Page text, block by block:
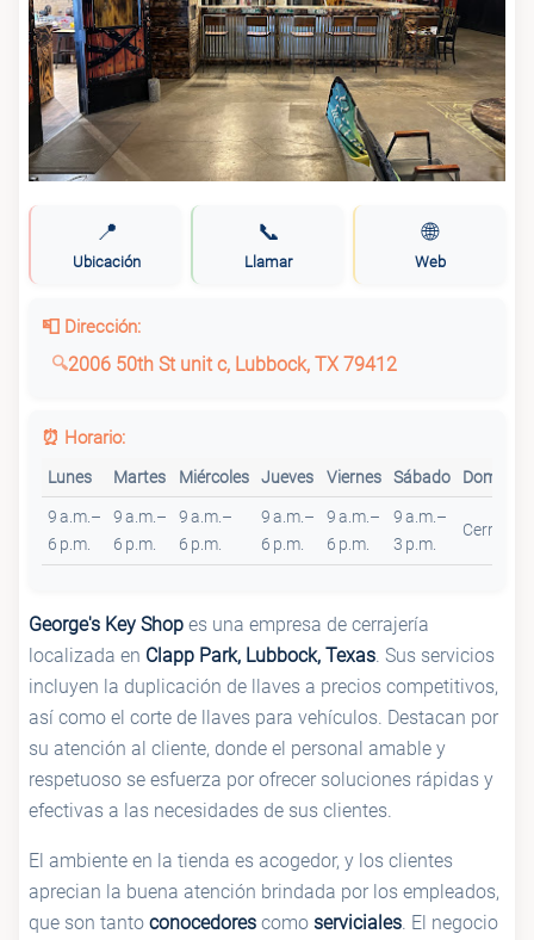
📍
Ubicación
📞
Llamar
🌐
Web
📮 Dirección:
2006 50th St unit c, Lubbock, TX 79412
⏰ Horario:
Lunes Martes Miércoles Jueves Viernes Sábado Domingo
9 a.m.–
6 p.m.
9 a.m.–
6 p.m.
9 a.m.–
6 p.m.
9 a.m.–
6 p.m.
9 a.m.–
6 p.m.
9 a.m.–
3 p.m.
Cerrado
George's Key Shop es una empresa de cerrajería
localizada en Clapp Park, Lubbock, Texas. Sus servicios
incluyen la duplicación de llaves a precios competitivos,
así como el corte de llaves para vehículos. Destacan por
su atención al cliente, donde el personal amable y
respetuoso se esfuerza por ofrecer soluciones rápidas y
efectivas a las necesidades de sus clientes.
El ambiente en la tienda es acogedor, y los clientes
aprecian la buena atención brindada por los empleados,
que son tanto conocedores como serviciales. El negocio